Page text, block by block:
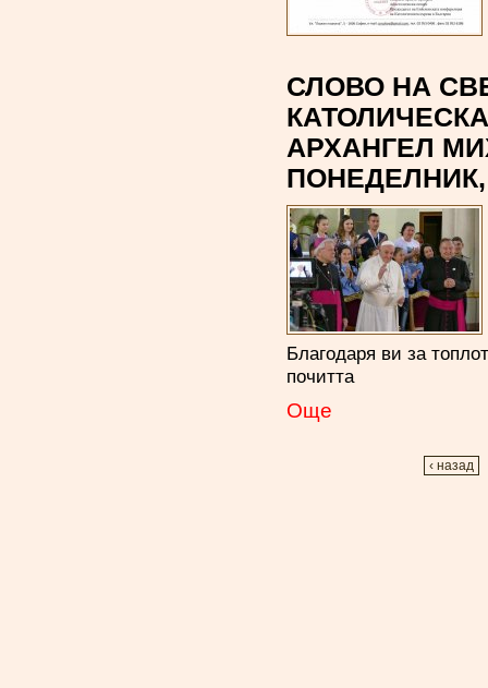
СЛОВО НА
АРХАНГЕЛ
ПОНЕДЕЛНИК,
Благодаря ви за
почитта
Oще
‹ назад